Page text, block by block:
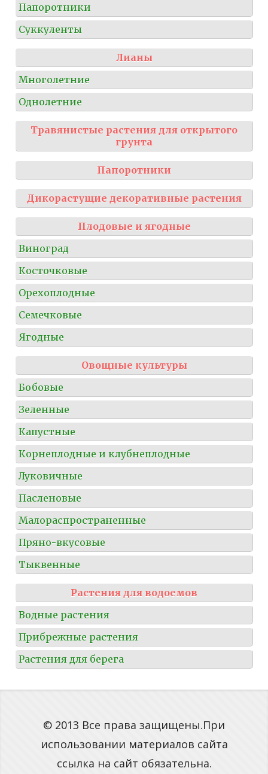
Папоротники
Суккуленты
Лианы
Многолетние
Однолетние
Травянистые растения для открытого
грунта
Папоротники
Дикорастущие декоративные растения
Плодовые и ягодные
Виноград
Косточковые
Орехоплодные
Семечковые
Ягодные
Овощные культуры
Бобовые
Зеленные
Капустные
Корнеплодные и клубнеплодные
Луковичные
Пасленовые
Малораспространенные
Пряно-вкусовые
Тыквенные
Растения для водоемов
Водные растения
Прибрежные растения
Растения для берега
© 2013 Все права защищены.При
использовании материалов сайта
ссылка на сайт обязательна.